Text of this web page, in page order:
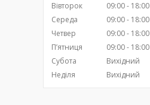
Вівторок
09:00
18:00
Середа
09:00
18:00
Четвер
09:00
18:00
Пʼятниця
09:00
18:00
Субота
Вихідний
Неділя
Вихідний